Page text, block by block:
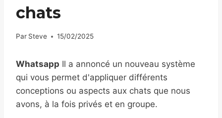
chats
Par Steve 15/02/2025
Whatsapp Il a annoncé un nouveau système
qui vous permet d'appliquer différents
conceptions ou aspects aux chats que nous
avons, à la fois privés et en groupe.